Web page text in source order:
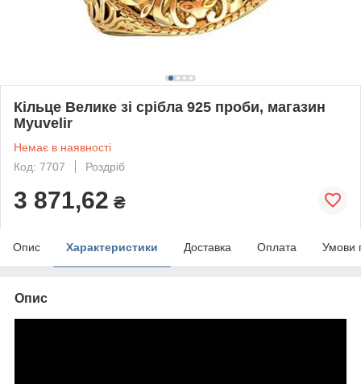
Кільце Велике зі срібла 925 проби, магазин
Myuvelir
Немає в наявності
Код: 7707
Роздріб
3 871,62 ₴
Опис Характеристики Доставка Оплата Умови
Опис